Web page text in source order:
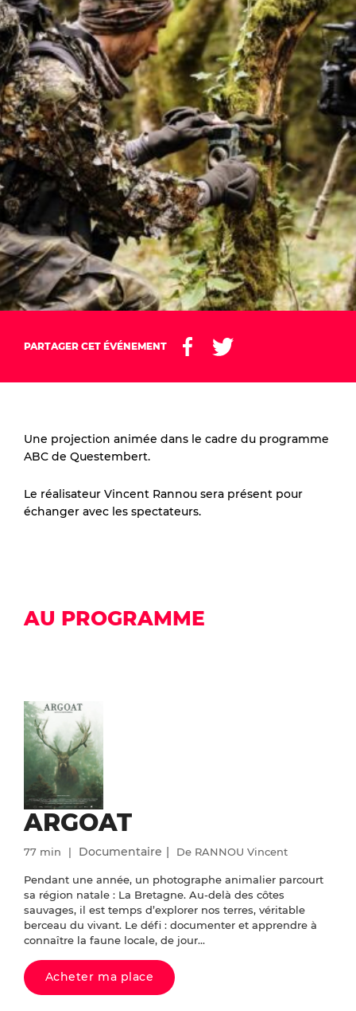
PARTAGER CET ÉVÉNEMENT
Une projection animée dans le cadre du programme
ABC de Questembert.
Le réalisateur Vincent Rannou sera présent pour
échanger avec les spectateurs.
AU PROGRAMME
ARGOAT
77 min Documentaire De RANNOU Vincent
Pendant une année, un photographe animalier parcourt
sa région natale : La Bretagne. Au-delà des côtes
sauvages, il est temps d’explorer nos terres, véritable
berceau du vivant. Le défi : documenter et apprendre à
connaître la faune locale, de jour...
Acheter ma place